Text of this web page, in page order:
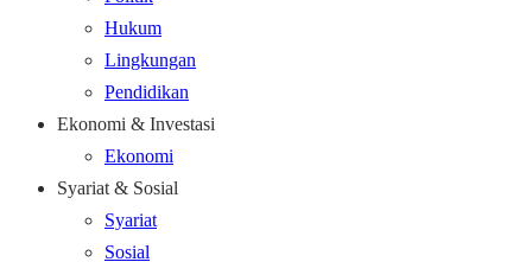
Hukum
Lingkungan
Pendidikan
Ekonomi & Investasi
Ekonomi
Syariat & Sosial
Syariat
Sosial